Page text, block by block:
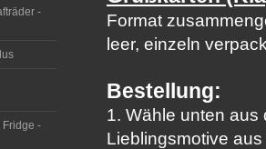
-
Fridge -
Format
leer, einzeln
Bestellung:
1. Wähle unten
Lieblingsmotive aus